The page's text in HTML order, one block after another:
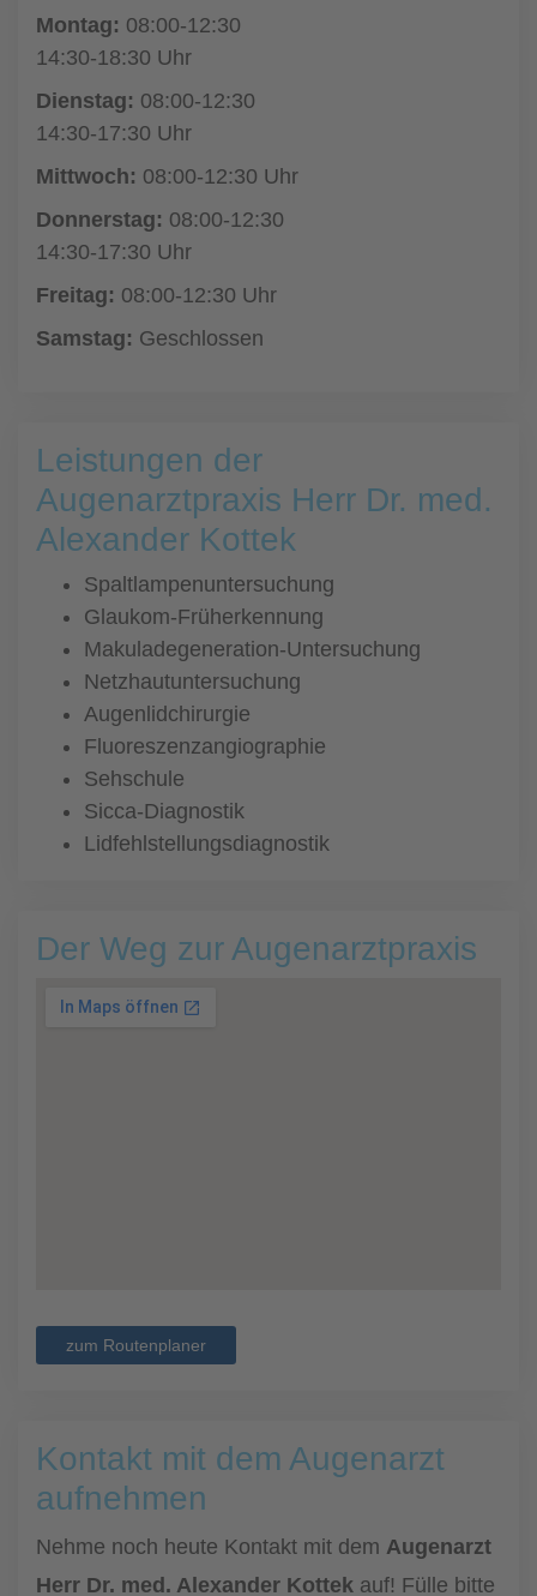
Montag: 08:00-12:30
14:30-18:30 Uhr
Dienstag: 08:00-12:30
14:30-17:30 Uhr
Mittwoch: 08:00-12:30 Uhr
Donnerstag: 08:00-12:30
14:30-17:30 Uhr
Freitag: 08:00-12:30 Uhr
Samstag: Geschlossen
Leistungen der
Augenarztpraxis Herr Dr. med.
Alexander Kottek
Spaltlampenuntersuchung
Glaukom-Früherkennung
Makuladegeneration-Untersuchung
Netzhautuntersuchung
Augenlidchirurgie
Fluoreszenzangiographie
Sehschule
Sicca-Diagnostik
Lidfehlstellungsdiagnostik
Der Weg zur Augenarztpraxis
zum Routenplaner
Kontakt mit dem Augenarzt
aufnehmen
Nehme noch heute Kontakt mit dem Augenarzt
Herr Dr. med. Alexander Kottek auf! Fülle bitte